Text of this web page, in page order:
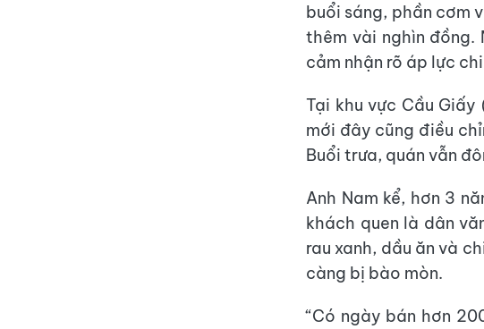
buổi sáng, phần cơm
thêm vài nghìn đồng.
cảm nhận rõ áp lực
Tại khu vực Cầu
mới đây cũng điều
Buổi trưa, quán vẫn
Anh Nam kể, hơn 3
khách quen là dân
rau xanh, dầu ăn và
càng bị bào mòn.
“Có ngày bán hơn